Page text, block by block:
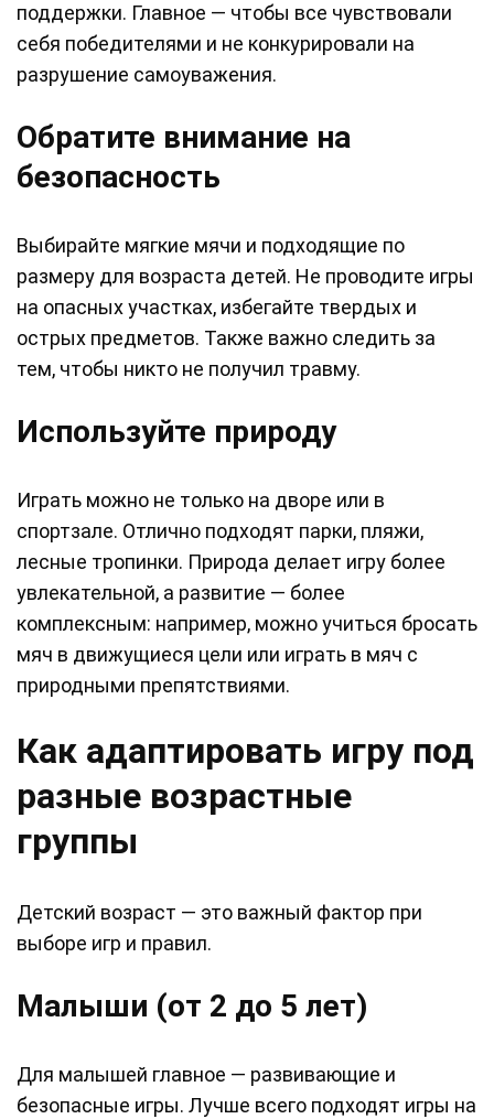
поддержки. Главное — чтобы все чувствовали
себя победителями и не конкурировали на
разрушение самоуважения.
Обратите внимание на
безопасность
Выбирайте мягкие мячи и подходящие по
размеру для возраста детей. Не проводите игры
на опасных участках, избегайте твердых и
острых предметов. Также важно следить за
тем, чтобы никто не получил травму.
Используйте природу
Играть можно не только на дворе или в
спортзале. Отлично подходят парки, пляжи,
лесные тропинки. Природа делает игру более
увлекательной, а развитие — более
комплексным: например, можно учиться бросать
мяч в движущиеся цели или играть в мяч с
природными препятствиями.
Как адаптировать игру под
разные возрастные
группы
Детский возраст — это важный фактор при
выборе игр и правил.
Малыши (от 2 до 5 лет)
Для малышей главное — развивающие и
безопасные игры. Лучше всего подходят игры на